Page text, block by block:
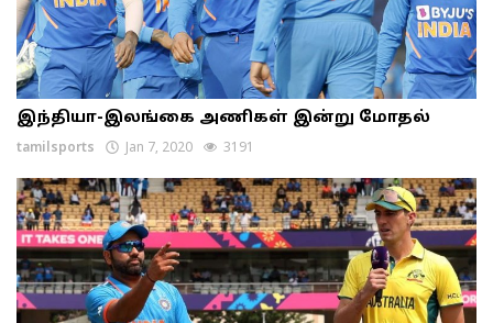
இந்தியா-இலங்கை அணிகள் இன்று மோதல்
tamilsports Jan 7, 2020 3191